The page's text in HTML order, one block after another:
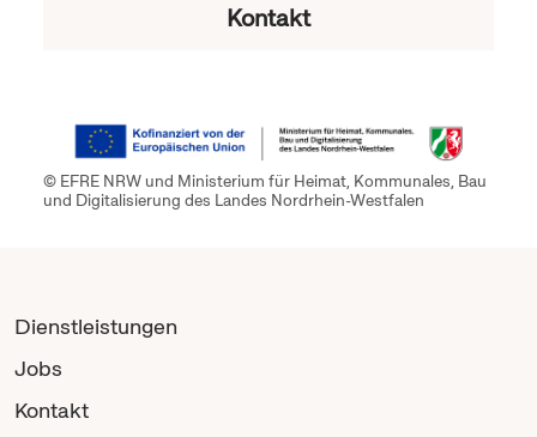
Kontakt
© EFRE NRW und Ministerium für Heimat, Kommunales, Bau
und Digitalisierung des Landes Nordrhein-Westfalen
Dienstleistungen
Jobs
Kontakt